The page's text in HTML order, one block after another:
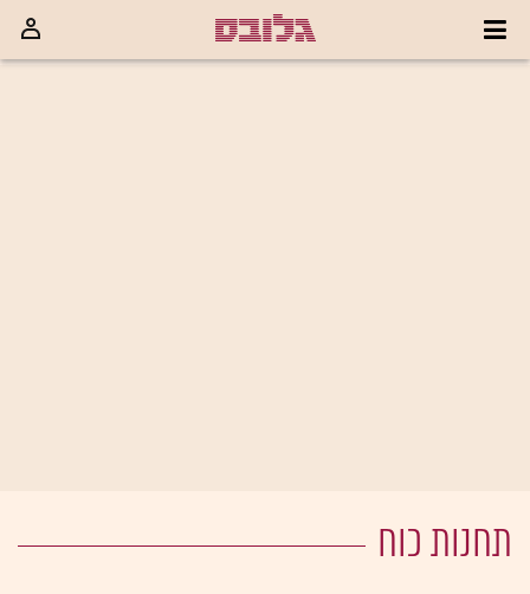
תחנות כוח